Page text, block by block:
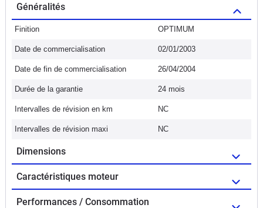
Généralités
Finition OPTIMUM
Date de commercialisation 02/01/2003
Date de fin de commercialisation 26/04/2004
Durée de la garantie 24 mois
Intervalles de révision en km NC
Intervalles de révision maxi NC
Dimensions
Caractéristiques moteur
Performances / Consommation